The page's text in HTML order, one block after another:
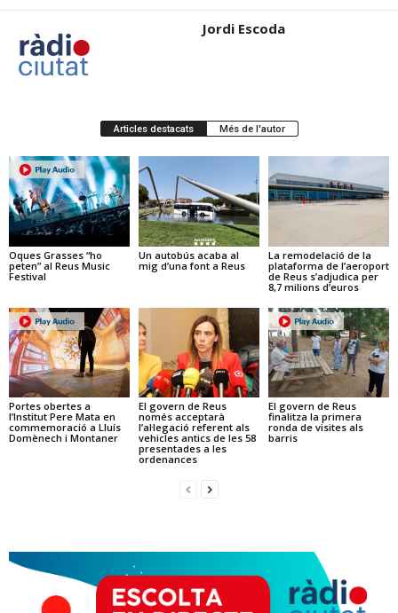
Jordi Escoda
Articles destacats Més de l'autor
Oques Grasses “ho
peten” al Reus Music
Festival
Un autobús acaba al
mig d’una font a Reus
La remodelació de la
plataforma de l’aeroport
de Reus s’adjudica per
8,7 milions d’euros
Portes obertes a
l’Institut Pere Mata en
commemoració a Lluís
Domènech i Montaner
El govern de Reus
només acceptarà
l’al·legació referent als
vehicles antics de les 58
presentades a les
ordenances
El govern de Reus
finalitza la primera
ronda de visites als
barris